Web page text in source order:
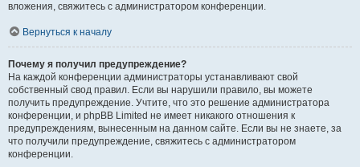
вложения, свяжитесь с администратором конференции.
Вернуться к началу
Почему я получил предупреждение?
На каждой конференции администраторы устанавливают свой
собственный свод правил. Если вы нарушили правило, вы можете
получить предупреждение. Учтите, что это решение администратора
конференции, и phpBB Limited не имеет никакого отношения к
предупреждениям, вынесенным на данном сайте. Если вы не знаете, за
что получили предупреждение, свяжитесь с администратором
конференции.